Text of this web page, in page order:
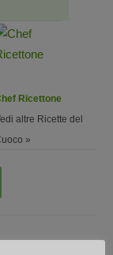
Ricettone
altre Ricette del
»